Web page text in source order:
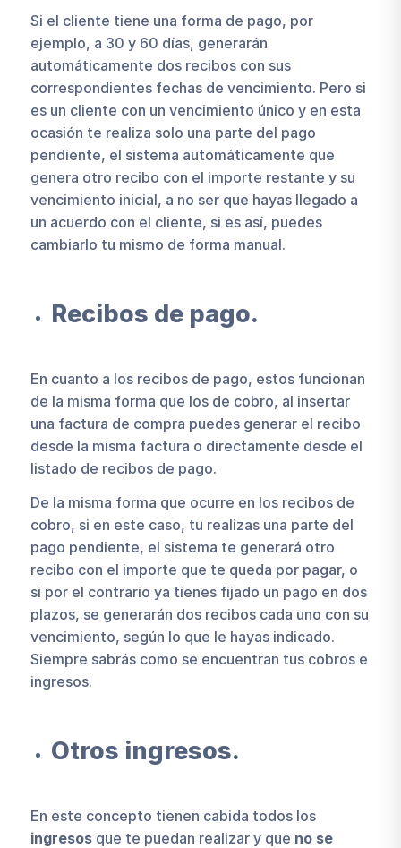
Si el cliente tiene una forma de pago, por
ejemplo, a 30 y 60 días, generarán
automáticamente dos recibos con sus
correspondientes fechas de vencimiento. Pero si
es un cliente con un vencimiento único y en esta
ocasión te realiza solo una parte del pago
pendiente, el sistema automáticamente que
genera otro recibo con el importe restante y su
vencimiento inicial, a no ser que hayas llegado a
un acuerdo con el cliente, si es así, puedes
cambiarlo tu mismo de forma manual.
Recibos de pago.
En cuanto a los recibos de pago, estos funcionan
de la misma forma que los de cobro, al insertar
una factura de compra puedes generar el recibo
desde la misma factura o directamente desde el
listado de recibos de pago.
De la misma forma que ocurre en los recibos de
cobro, si en este caso, tu realizas una parte del
pago pendiente, el sistema te generará otro
recibo con el importe que te queda por pagar, o
si por el contrario ya tienes fijado un pago en dos
plazos, se generarán dos recibos cada uno con su
vencimiento, según lo que le hayas indicado.
Siempre sabrás como se encuentran tus cobros e
ingresos.
Otros ingresos.
En este concepto tienen cabida todos los
ingresosque te puedan realizar y que no se